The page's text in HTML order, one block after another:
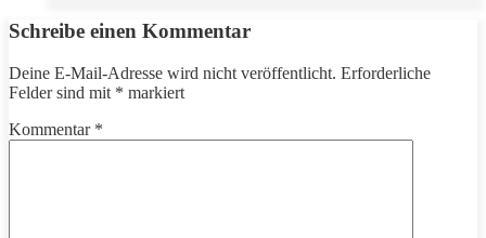
Schreibe einen Kommentar
Deine E-Mail-Adresse wird nicht veröffentlicht. Erforderliche
Felder sind mit * markiert
Kommentar *